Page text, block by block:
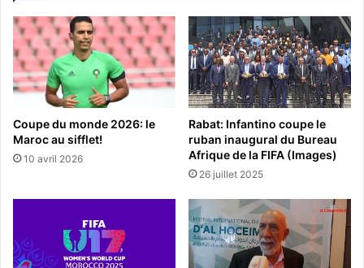
Coupe du monde 2026: le
Maroc au sifflet!
10 avril 2026
Rabat: Infantino coupe le
ruban inaugural du Bureau
Afrique de la FIFA (Images)
26 juillet 2025